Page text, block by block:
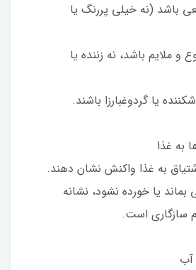
باشد (نه خیلی پررنگ یا
و ملایم باشد، نه زننده یا
یا گردوغبارزا باشند.
به غذا واکنش نشان دهند.
بماند یا خورده نشود، نشانه
سازگاری است.